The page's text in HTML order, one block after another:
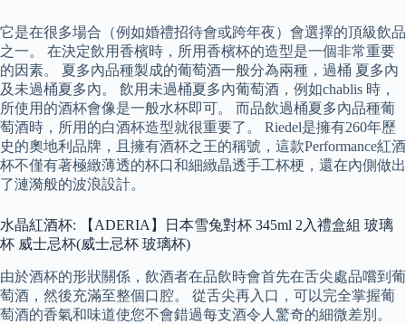
它是在很多場合（例如婚禮招待會或跨年夜）會選擇的頂級飲品
之一。 在決定飲用香檳時，所用香檳杯的造型是一個非常重要
的因素。 夏多內品種製成的葡萄酒一般分為兩種，過桶 夏多內
及未過桶夏多內。 飲用未過桶夏多內葡萄酒，例如chablis 時，
所使用的酒杯會像是一般水杯即可。 而品飲過桶夏多內品種葡
萄酒時，所用的白酒杯造型就很重要了。 Riedel是擁有260年歷
史的奧地利品牌，且擁有酒杯之王的稱號，這款Performance紅酒
杯不僅有著極緻薄透的杯口和細緻晶透手工杯梗，還在內側做出
了漣漪般的波浪設計。
水晶紅酒杯: 【ADERIA】日本雪兔對杯 345ml 2入禮盒組 玻璃
杯 威士忌杯(威士忌杯 玻璃杯)
由於酒杯的形狀關係，飲酒者在品飲時會首先在舌尖處品嚐到葡
萄酒，然後充滿至整個口腔。 從舌尖再入口，可以完全掌握葡
萄酒的香氣和味道使您不會錯過每支酒令人驚奇的細微差別。